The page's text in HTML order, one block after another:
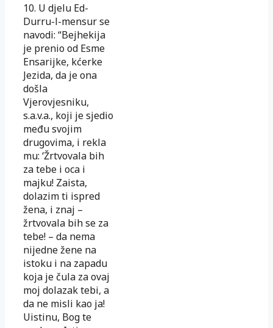
10. U djelu Ed-
Durru-l-mensur se
navodi: “Bejhekija
je prenio od Esme
Ensarijke, kćerke
Jezida, da je ona
došla
Vjerovjesniku,
s.a.v.a., koji je sjedio
među svojim
drugovima, i rekla
mu: ‘Žrtvovala bih
za tebe i oca i
majku! Zaista,
dolazim ti ispred
žena, i znaj –
žrtvovala bih se za
tebe! – da nema
nijedne žene na
istoku i na zapadu
koja je čula za ovaj
moj dolazak tebi, a
da ne misli kao ja!
Uistinu, Bog te